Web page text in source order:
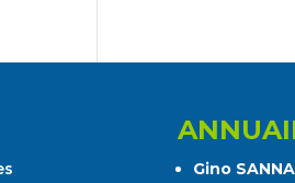
Gino SANNA